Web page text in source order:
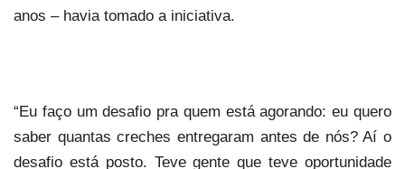
anos – havia tomado a iniciativa.
“Eu faço um desafio pra quem está agorando: eu quero
saber quantas creches entregaram antes de nós? Aí o
desafio está posto. Teve gente que teve oportunidade